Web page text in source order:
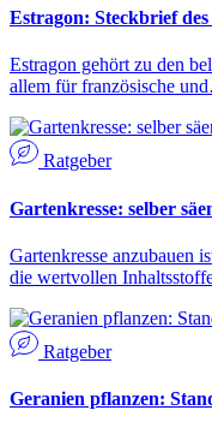
Estragon: Steckbrief
Estragon gehört zu den
allem für französische
Ratgeber
Gartenkresse: selber
Gartenkresse anzubauen
die wertvollen
Ratgeber
Geranien pflanzen: